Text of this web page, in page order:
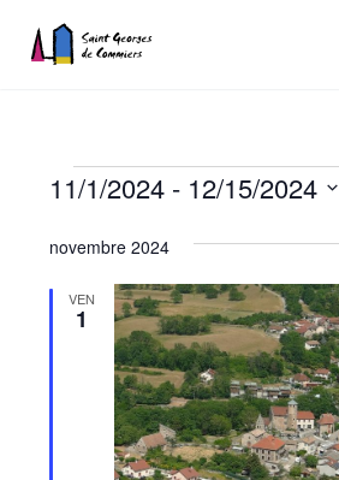
Évènements
11/1/2024 - 12/15/2024
une
novembre 2024
VEN
1